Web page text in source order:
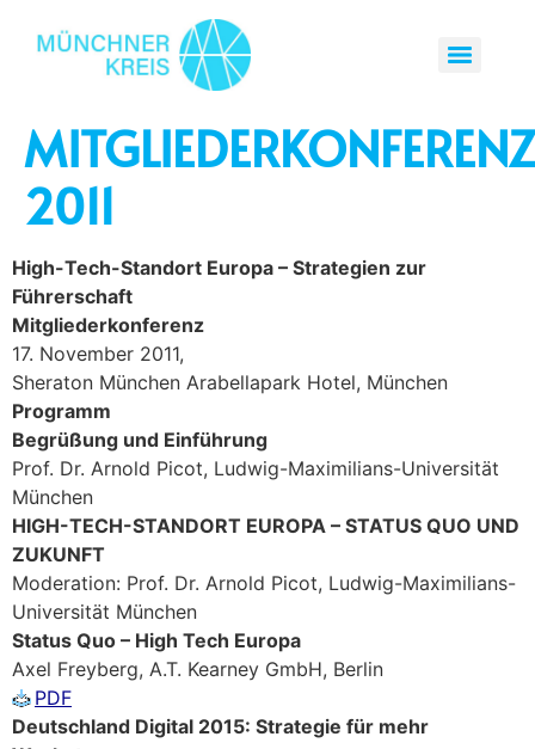
MITGLIEDERKONFERENZ
2011
High-Tech-Standort Europa – Strategien zur
Führerschaft
Mitgliederkonferenz
17. November 2011,
Sheraton München Arabellapark Hotel, München
Programm
Begrüßung und Einführung
Prof. Dr. Arnold Picot, Ludwig-Maximilians-Universität
München
HIGH-TECH-STANDORT EUROPA – STATUS QUO UND
ZUKUNFT
Moderation: Prof. Dr. Arnold Picot, Ludwig-Maximilians-
Universität München
Status Quo – High Tech Europa
Axel Freyberg, A.T. Kearney GmbH, Berlin
PDF
Deutschland Digital 2015: Strategie für mehr